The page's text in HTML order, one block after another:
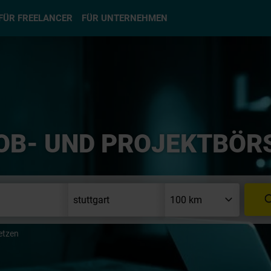
FREELANCER FÜR UNTERNEHMEN
UND